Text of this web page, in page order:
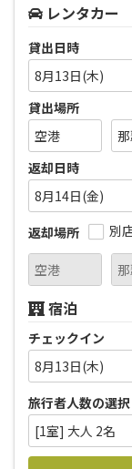
レンタカー
貸出日時
8月13日(木)
貸出場所
返却日時
8月14日(金)
返却場所
別
宿泊
チェックイン
8月13日(木)
旅行者人数の選択
[1室] 大人 2名